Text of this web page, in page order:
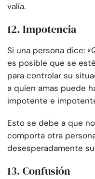
valía.
12. Impotencia
Si una persona dice:
es posible que se
para controlar su
a quien amas puede
impotente e
Esto se debe a que
comporta otra
desesperadamente
13. Confusión